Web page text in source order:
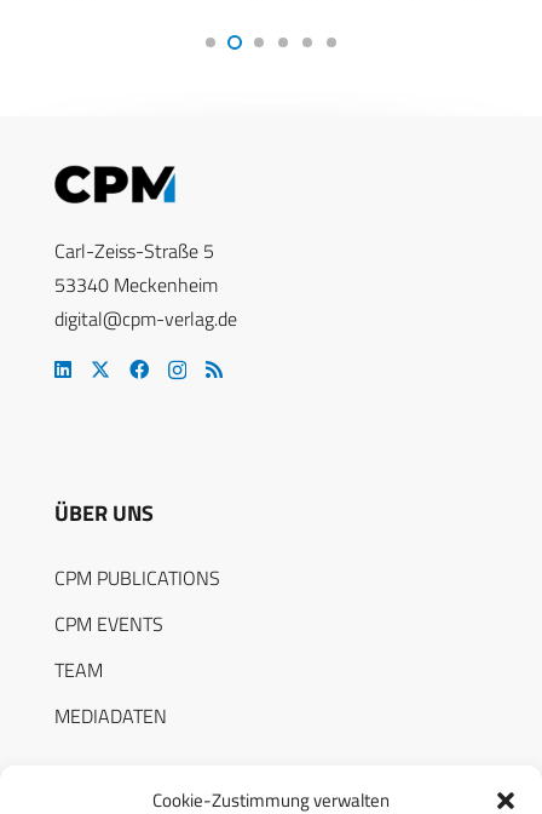
Cookie-Zustimmung verwalten
Carl-Zeiss-Straße 5
53340 Meckenheim
digital@cpm-verlag.de
ÜBER UNS
CPM PUBLICATIONS
CPM EVENTS
TEAM
MEDIADATEN